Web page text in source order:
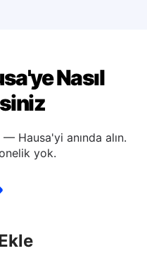
Nasıl
yok.